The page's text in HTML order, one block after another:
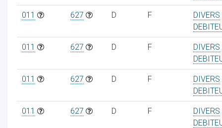
011 627 D F
DIVERS
011 627 D F
DIVERS
011 627 D F
DIVERS
011 627 D F
DIVERS